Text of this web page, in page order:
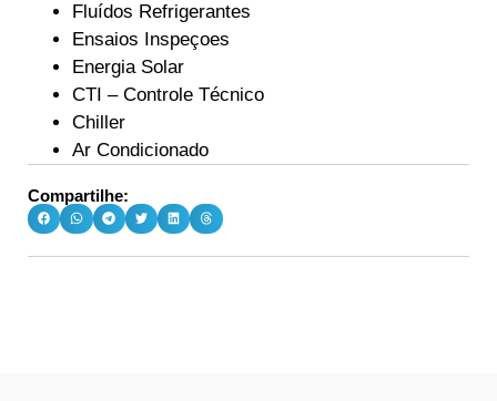
Fluídos Refrigerantes
Ensaios Inspeçoes
Energia Solar
CTI – Controle Técnico
Chiller
Ar Condicionado
Compartilhe: